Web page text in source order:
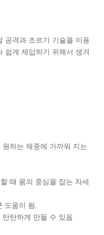
공격과 조르기 기술을 이용
쉽게 제압하기 위해서 생겨
하는 체중에 가까워 지는
때 몸의 중심을 잡는 자세
움이 됨.
탄하게 만들 수 있음